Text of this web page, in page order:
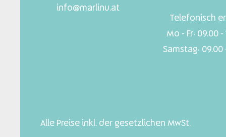
info@marlinu.at
Telefonisch
Mo - Fr: 09.00 -
Samstag: 09.00
Alle Preise inkl. der gesetzlichen MwSt.